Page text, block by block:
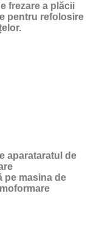
frezare a plăcii
pentru refolosire
pe masina de